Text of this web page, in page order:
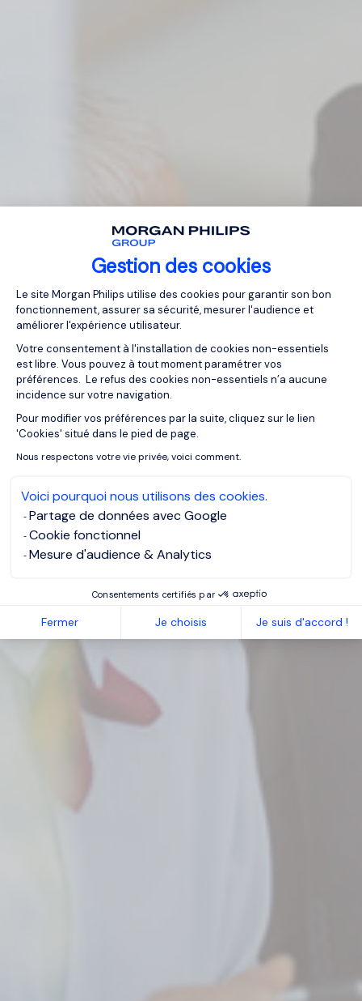
Gestion des cookies
Plateforme de Gestion du
Le site Morgan Philips utilise des cookies pour garantir son bon
fonctionnement, assurer sa sécurité, mesurer l'audience et
améliorer l'expérience utilisateur.
Votre consentement à l'installation de cookies non-essentiels
est libre. Vous pouvez à tout moment paramétrer vos
préférences. Le refus des cookies non-essentiels n’a aucune
incidence sur votre navigation.
Pour modifier vos préférences par la suite, cliquez sur le lien
'Cookies' situé dans le pied de page.
Nous respectons votre vie privée, voici comment.
Voici pourquoi nous utilisons des cookies.
Partage de données avec Google
Cookie fonctionnel
Mesure d'audience & Analytics
Consentements certifiés par
Fermer Je choisis Je suis d'accord !
Axeptio consent